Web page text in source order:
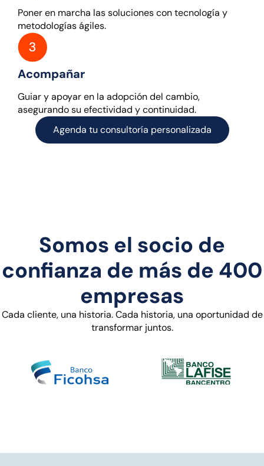
Poner en marcha las soluciones con tecnología y
metodologías ágiles.
Acompañar
Guiar y apoyar en la adopción del cambio,
asegurando su efectividad y continuidad.
Agenda tu consultoría personalizada
Somos el socio de
confianza de más de 400
empresas
Cada cliente, una historia. Cada historia, una oportunidad de
transformar juntos.